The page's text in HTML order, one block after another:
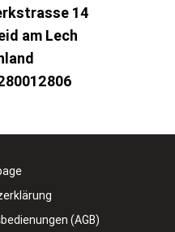
14
am Lech
(AGB)